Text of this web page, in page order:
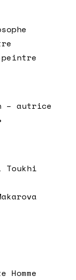
– autrice
Toukhi